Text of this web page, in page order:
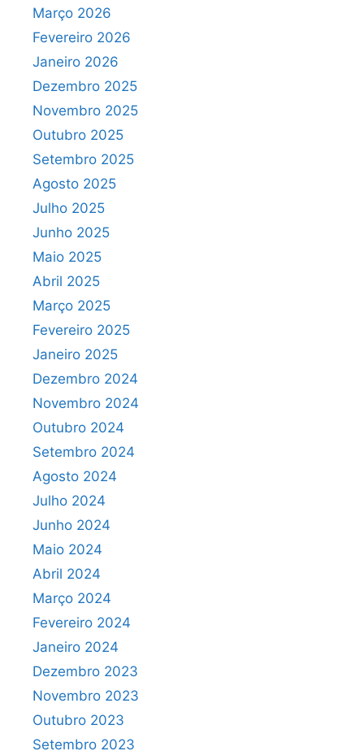
Março 2026
Fevereiro 2026
Janeiro 2026
Dezembro 2025
Novembro 2025
Outubro 2025
Setembro 2025
Agosto 2025
Julho 2025
Junho 2025
Maio 2025
Abril 2025
Março 2025
Fevereiro 2025
Janeiro 2025
Dezembro 2024
Novembro 2024
Outubro 2024
Setembro 2024
Agosto 2024
Julho 2024
Junho 2024
Maio 2024
Abril 2024
Março 2024
Fevereiro 2024
Janeiro 2024
Dezembro 2023
Novembro 2023
Outubro 2023
Setembro 2023